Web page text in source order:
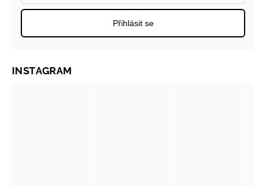
Přihlásit se
INSTAGRAM